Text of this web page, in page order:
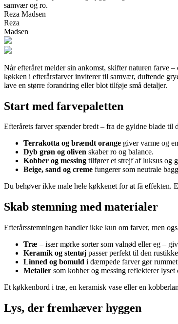
samvær og ro.
Reza Madsen
Reza
Madsen
Når efteråret melder sin ankomst, skifter naturen farve
køkken i efterårsfarver inviterer til samvær, duftende
lave en større forandring eller blot tilføje små detaljer.
Start med farvepaletten
Efterårets farver spænder bredt – fra de gyldne blade
Terrakotta og brændt orange giver varme og
Dyb grøn og oliven skaber ro og balance.
Kobber og messing tilfører et strejf af luksus og
Beige, sand og creme fungerer som neutrale
Du behøver ikke male hele køkkenet for at få effekten.
Skab stemning med materialer
Efterårsstemningen handler ikke kun om farver, men
Træ – især mørke sorter som valnød eller eg –
Keramik og stentøj passer perfekt til den
Linned og bomuld i dæmpede farver gør
Metaller som kobber og messing reflekterer
Et køkkenbord i træ, en keramisk vase eller en
Lys, der fremhæver hyggen